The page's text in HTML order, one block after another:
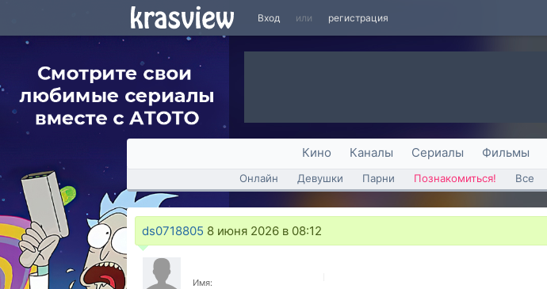
Вход или регистрация
Кино Каналы Сериалы Фильмы
Онлайн Девушки Парни Познакомиться! Все
ds0718805 8 июня 2026 в 08:12
Имя: